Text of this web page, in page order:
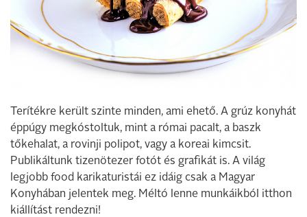
Terítékre került szinte minden, ami ehető. A grúz konyhát
éppúgy megkóstoltuk, mint a római pacalt, a baszk
tőkehalat, a rovinji polipot, vagy a koreai kimcsit.
Publikáltunk tizenötezer fotót és grafikát is. A világ
legjobb food karikaturistái ez idáig csak a Magyar
Konyhában jelentek meg. Méltó lenne munkáikból itthon
kiállítást rendezni!